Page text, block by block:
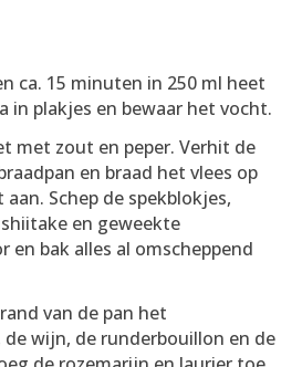
ca. 15 minuten in 250 ml heet
in plakjes en bewaar het vocht.
met zout en peper. Verhit de
en braad het vlees op
Schep de spekblokjes,
en geweekte
en bak alles al omscheppend
van de pan het
wijn, de runderbouillon en de